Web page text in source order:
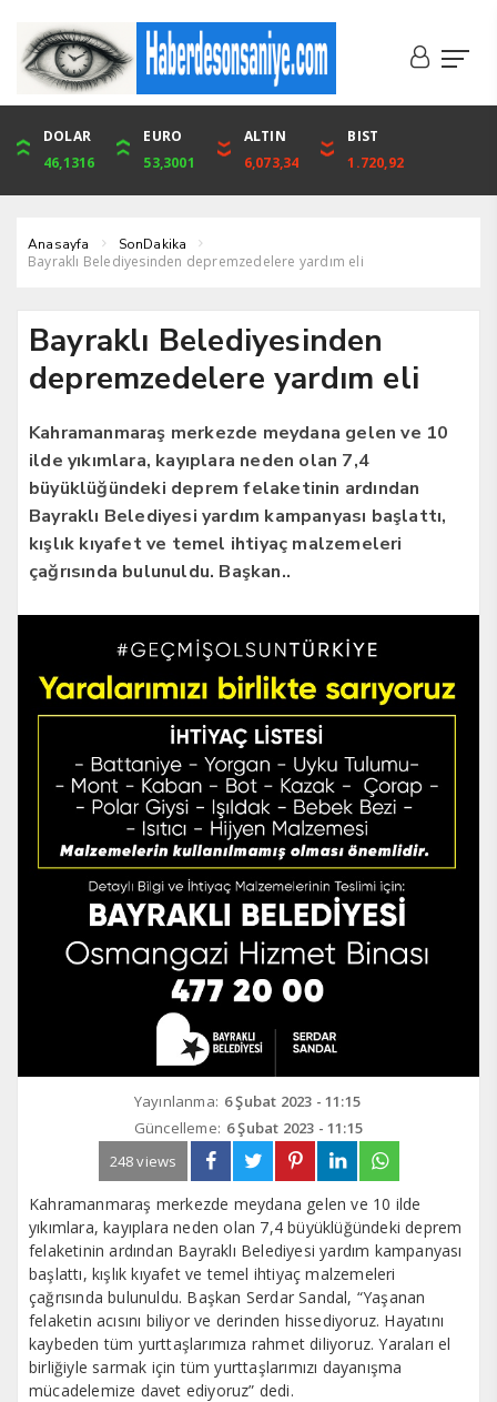
DOLAR
46,1316
EURO
53,3001
ALTIN
6,073,34
BIST
1.720,92
ONS
4,094,16
ALTIN
6,073,34
ÇEYREK
9,929,91
CUMHURİYET
42,104,00
Anasayfa SonDakika
Bayraklı Belediyesinden depremzedelere yardım eli
Bayraklı Belediyesinden
depremzedelere yardım eli
Kahramanmaraş merkezde meydana gelen ve 10
ilde yıkımlara, kayıplara neden olan 7,4
büyüklüğündeki deprem felaketinin ardından
Bayraklı Belediyesi yardım kampanyası başlattı,
kışlık kıyafet ve temel ihtiyaç malzemeleri
çağrısında bulunuldu. Başkan..
Yayınlanma: 6 Şubat 2023 - 11:15
Güncelleme: 6 Şubat 2023 - 11:15
248 views
Kahramanmaraş merkezde meydana gelen ve 10 ilde
yıkımlara, kayıplara neden olan 7,4 büyüklüğündeki deprem
felaketinin ardından Bayraklı Belediyesi yardım kampanyası
başlattı, kışlık kıyafet ve temel ihtiyaç malzemeleri
çağrısında bulunuldu. Başkan Serdar Sandal, “Yaşanan
felaketin acısını biliyor ve derinden hissediyoruz. Hayatını
kaybeden tüm yurttaşlarımıza rahmet diliyoruz. Yaraları el
birliğiyle sarmak için tüm yurttaşlarımızı dayanışma
mücadelemize davet ediyoruz” dedi.